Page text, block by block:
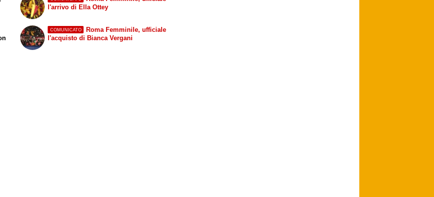
l'arrivo di Ella Ottey
COMUNICATO
Roma Femminile, ufficiale
l'acquisto di Bianca Vergani